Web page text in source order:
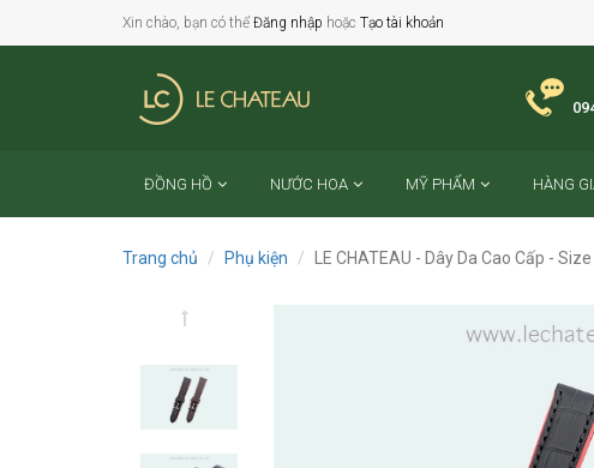
Xin chào, bạn có thể Đăng nhập hoặc Tạo tài khoản
ĐỒNG HỒ NƯỚC HOA MỸ PHẨM HÀNG
Trang chủ Phụ kiện LE CHATEAU - Dây Da Cao Cấp -